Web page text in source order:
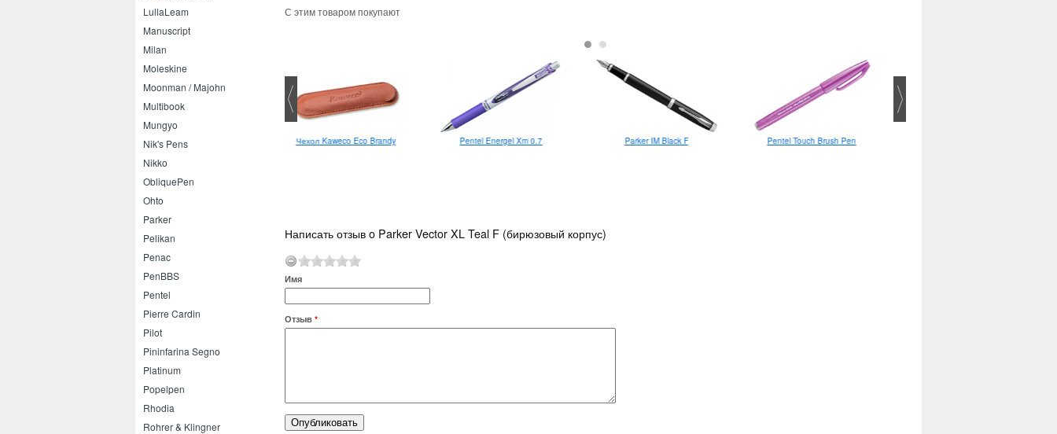
LullaLeam
Manuscript
Milan
Moleskine
Moonman / Majohn
Multibook
Mungyo
Nik's Pens
Nikko
ObliquePen
Ohto
Parker
Pelikan
Penac
PenBBS
Pentel
Pierre Cardin
Pilot
Pininfarina Segno
Platinum
Popelpen
Rhodia
Rohrer & Klingner
С этим товаром покупают
Чехол Kaweco Eco Brandy Pentel Energel Xm 0.7 Parker IM Black F Pentel Touch Brush Pen
Написать отзыв o Parker Vector XL Teal F (бирюзовый корпус)
Имя
Отзыв *